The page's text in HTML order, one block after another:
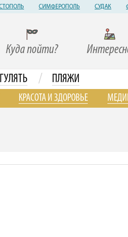
СИМФЕРОПОЛЬ СУДАК
Куда пойти?
/ ПЛЯЖИ
КРАСОТА И ЗДОРОВЬЕ